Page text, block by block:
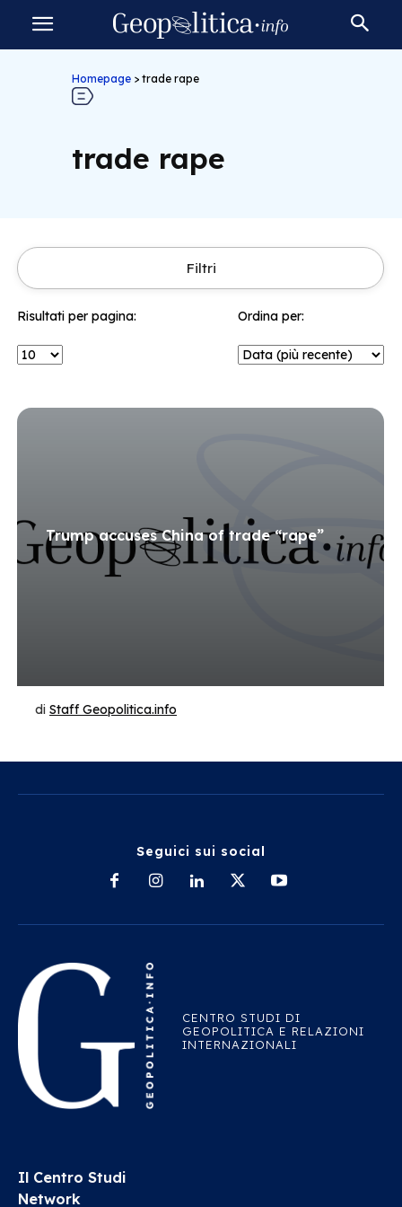
Homepage > trade rape
trade rape
Filtri
Risultati per pagina: Ordina per:
Trump accuses China of trade “rape”
di Staff Geopolitica.info
Seguici sui social
CENTRO STUDI DI
GEOPOLITICA E RELAZIONI
INTERNAZIONALI
Il Centro Studi
Network